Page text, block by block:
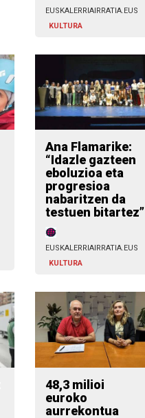
EUSKALERRIAIRRATIA.EUS
KULTURA
Ana Flamarike:
“Idazle gazteen
eboluzioa eta
progresioa
nabaritzen da
testuen bitartez”
EUSKALERRIAIRRATIA.EUS
KULTURA
48,3 milioi
euroko
aurrekontua